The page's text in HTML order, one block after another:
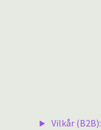
Vilkår (B2B):